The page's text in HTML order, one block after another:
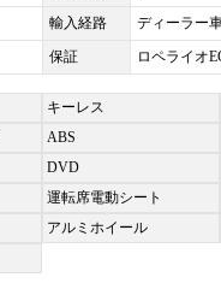
輸入経路
ディーラー
保証 ロペライオ
キーレス
ABS
DVD
運転席電動シート
アルミホイール